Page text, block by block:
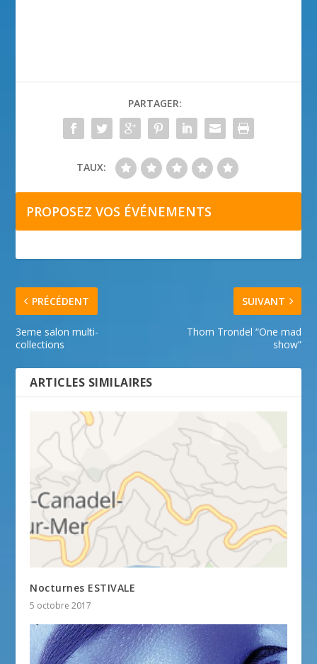
PARTAGER:
TAUX:
PROPOSEZ VOS ÉVÉNEMENTS
PRÉCÉDENT
3eme salon multi-
collections
SUIVANT
Thom Trondel “One mad
show”
ARTICLES SIMILAIRES
Nocturnes ESTIVALE
5 octobre 2017